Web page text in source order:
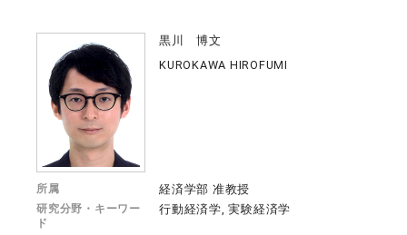
黒川 博文
KUROKAWA HIROFUMI
所属 経済学部 准教授
研究分野・キーワー
ド
行動経済学, 実験経済学